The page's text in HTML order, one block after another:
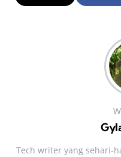
Tech writer yang